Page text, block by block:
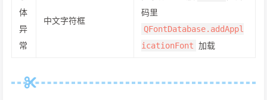
体
异
常
中文字符框
码里
QFontDatabase.addAppl
icationFont 加载